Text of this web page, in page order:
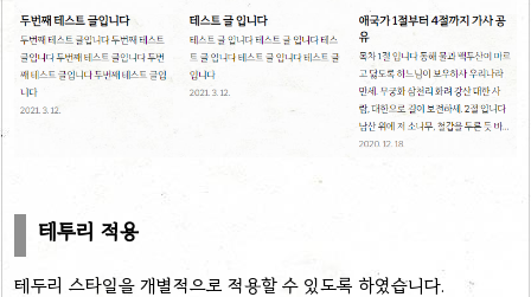
테투리 적용
테두리 스타일을 개별적으로 적용할 수 있도록 하였습니다.